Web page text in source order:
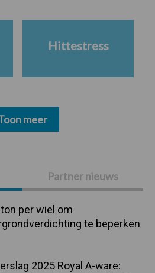
Partner nieuws
per wiel om
te beperken
2025 Royal A-ware:
Hittestress
meer